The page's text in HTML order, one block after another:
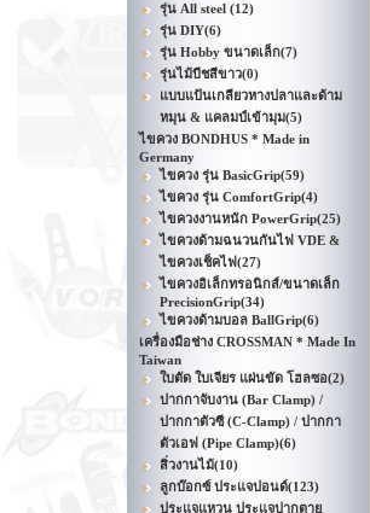
รุ่น All steel (12)
รุ่น DIY(6)
รุ่น Hobby ขนาดเล็ก(7)
รุ่นไม้บีชสีขาว(0)
แบบแป้นเกลียวหางปลาและด้าม
หมุน & แคลมป์เข้ามุม(5)
ไขควง BONDHUS * Made in
Germany
ไขควง รุ่น BasicGrip(59)
ไขควง รุ่น ComfortGrip(4)
ไขควงงานหนัก PowerGrip(25)
ไขควงด้ามฉนวนกันไฟ VDE &
ไขควงเช็คไฟ(27)
ไขควงอิเล็กทรอนิกส์/ขนาดเล็ก
PrecisionGrip(34)
ไขควงด้ามบอล BallGrip(6)
เครื่องมือช่าง CROSSMAN * Made In
Taiwan
ใบตัด ใบเจียร แผ่นขัด โฮลซอ(2)
ปากกาจับงาน (Bar Clamp) /
ปากกาตัวซี (C-Clamp) / ปากกา
ตัวเอฟ (Pipe Clamp)(6)
สิ่วงานไม้(10)
ลูกบ๊อกซ์ ประแจปอนด์(123)
ประแจแหวน ประแจปากตาย